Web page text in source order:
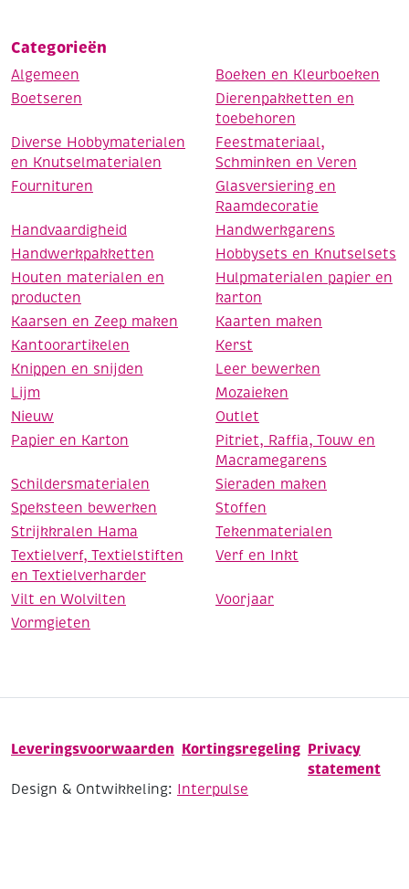
Categorieën
Algemeen
Boeken en Kleurboeken
Boetseren
Dierenpakketten en
toebehoren
Diverse Hobbymaterialen
en Knutselmaterialen
Feestmateriaal,
Schminken en Veren
Fournituren
Glasversiering en
Raamdecoratie
Handvaardigheid
Handwerkgarens
Handwerkpakketten
Hobbysets en Knutselsets
Houten materialen en
producten
Hulpmaterialen papier en
karton
Kaarsen en Zeep maken
Kaarten maken
Kantoorartikelen
Kerst
Knippen en snijden
Leer bewerken
Lijm
Mozaieken
Nieuw
Outlet
Papier en Karton
Pitriet, Raffia, Touw en
Macramegarens
Schildersmaterialen
Sieraden maken
Speksteen bewerken
Stoffen
Strijkkralen Hama
Tekenmaterialen
Textielverf, Textielstiften
en Textielverharder
Verf en Inkt
Vilt en Wolvilten
Voorjaar
Vormgieten
Leveringsvoorwaarden Kortingsregeling Privacy
statement
Design & Ontwikkeling: Interpulse